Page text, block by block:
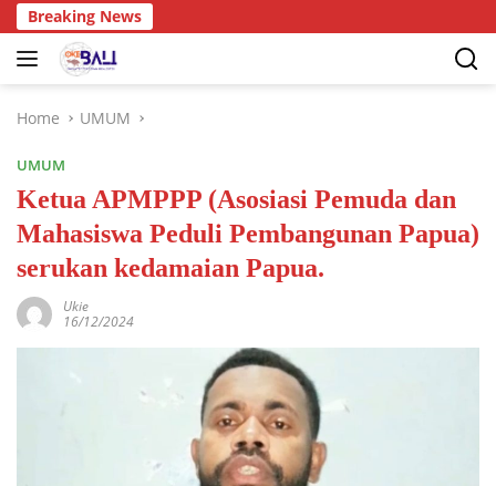
Breaking News
Home UMUM
UMUM
Ketua APMPPP (Asosiasi Pemuda dan
Mahasiswa Peduli Pembangunan Papua)
serukan kedamaian Papua.
Ukie
16/12/2024